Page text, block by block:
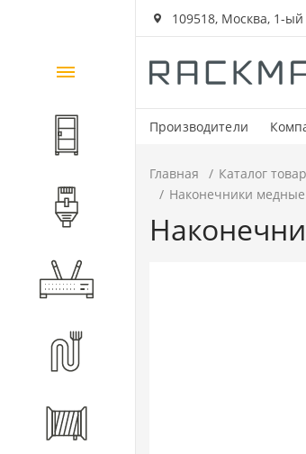
109518, Москва, 1-
Производители
Каталог
товаров
Шкафы и стойки
Главная Каталог
Наконечники